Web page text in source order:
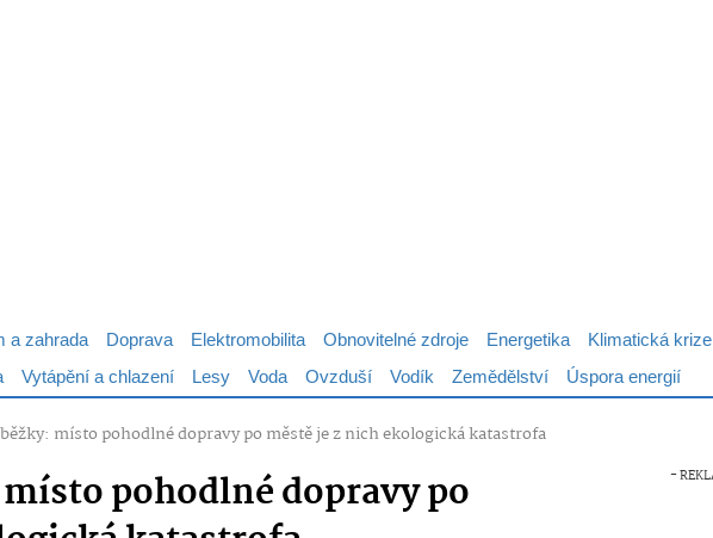
a zahrada Doprava Elektromobilita Obnovitelné zdroje Energetika Klimatická krize
Vytápění a chlazení Lesy Voda Ovzduší Vodík Zemědělství Úspora energií
místo pohodlné dopravy po městě je z nich ekologická katastrofa
pohodlné dopravy po